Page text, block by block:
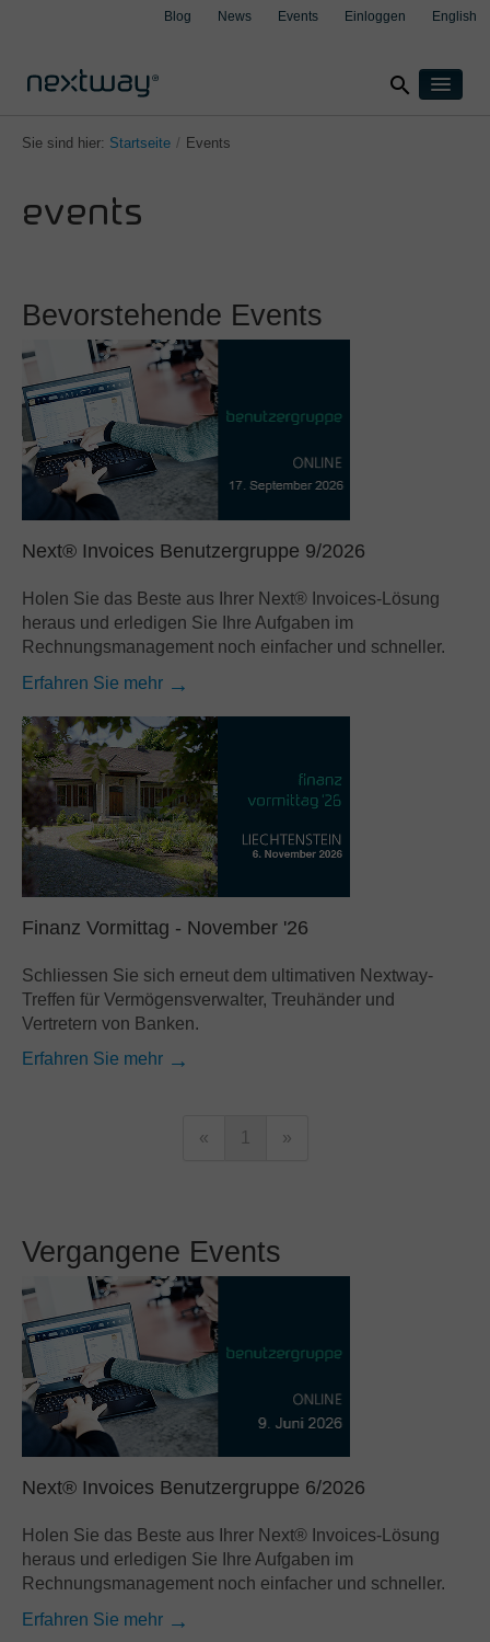
Blog News Events English
Einloggen
Home
Lösungen
Produktion
Transport & Logistik
Wealth Management
Nach Integration
Aspect4
M3
SAP
Nach Geschäftsanforderungen
Dokumentenmanagement
Archivierung
Rechnungsverarbeitung
Vertragsmanagement
Email‐Automatisierung
Bankbelegverarbeitung
Mailroom‐Automatisierung
Support
search
Sie sind hier: Startseite / Events
events
Bevorstehende Events
Next® Invoices Benutzergruppe 9/2026
Holen Sie das Beste aus Ihrer Next® Invoices-Lösung
heraus und erledigen Sie Ihre Aufgaben im
Rechnungsmanagement noch einfacher und schneller.
Erfahren Sie mehr
Finanz Vormittag - November '26
Schliessen Sie sich erneut dem ultimativen Nextway-
Treffen für Vermögensverwalter, Treuhänder und
Vertretern von Banken.
Erfahren Sie mehr
« 1 »
Vergangene Events
Next® Invoices Benutzergruppe 6/2026
Holen Sie das Beste aus Ihrer Next® Invoices-Lösung
heraus und erledigen Sie Ihre Aufgaben im
Rechnungsmanagement noch einfacher und schneller.
Erfahren Sie mehr